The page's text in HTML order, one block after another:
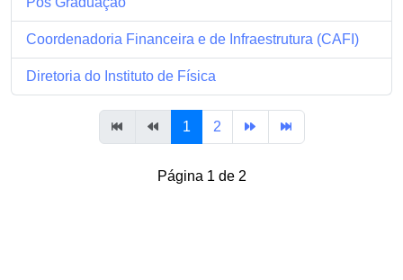
Coordenadoria Financeira e de Infraestrutura (CAFI)
Diretoria do Instituto de Física
1 2
Página 1 de 2